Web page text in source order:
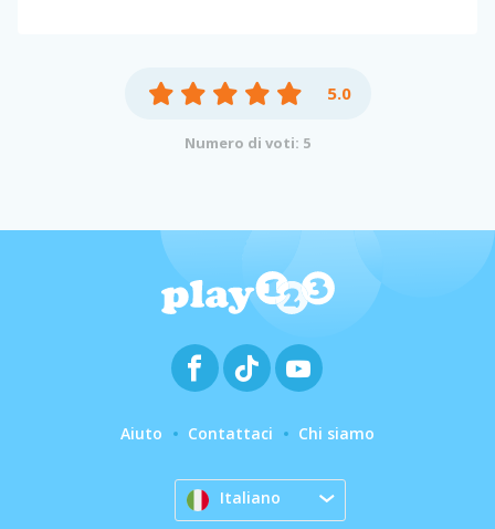
5.0
Numero di voti: 5
Aiuto Contattaci Chi siamo
Italiano